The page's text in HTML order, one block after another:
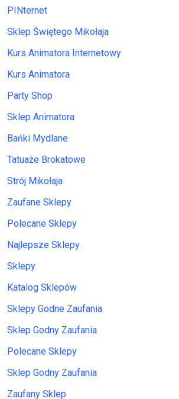
PINternet
Sklep Świętego Mikołaja
Kurs Animatora Internetowy
Kurs Animatora
Party Shop
Sklep Animatora
Bańki Mydlane
Tatuaże Brokatowe
Strój Mikołaja
Zaufane Sklepy
Polecane Sklepy
Najlepsze Sklepy
Sklepy
Katalog Sklepów
Sklepy Godne Zaufania
Sklep Godny Zaufania
Polecane Sklepy
Sklep Godny Zaufania
Zaufany Sklep